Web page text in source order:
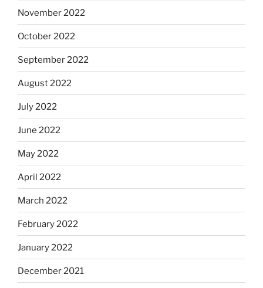
November 2022
October 2022
September 2022
August 2022
July 2022
June 2022
May 2022
April 2022
March 2022
February 2022
January 2022
December 2021